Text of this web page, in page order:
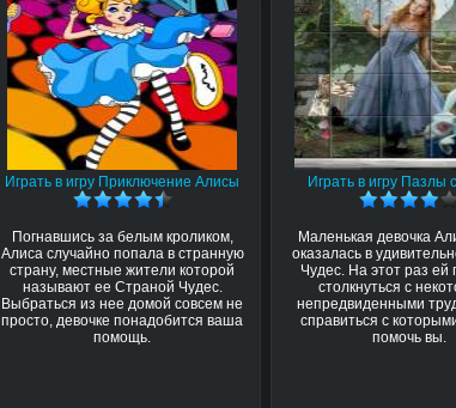
Играть в игру Приключение Алисы
Погнавшись за белым кроликом,
Алиса случайно попала в странную
страну, местные жители которой
называют ее Страной Чудес.
Выбраться из нее домой совсем не
просто, девочке понадобится ваша
помощь.
Играть в игру Пазлы
Маленькая девочка
оказалась в
Чудес. На этот раз ей
столкнуться с
непредвиденными
справиться с
помочь вы.